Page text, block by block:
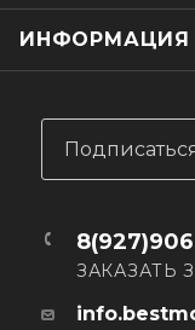
ИНФОРМАЦИЯ
ЗАКАЗАТЬ